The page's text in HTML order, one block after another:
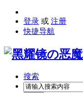
登录 或 注册
快捷导航
搜索